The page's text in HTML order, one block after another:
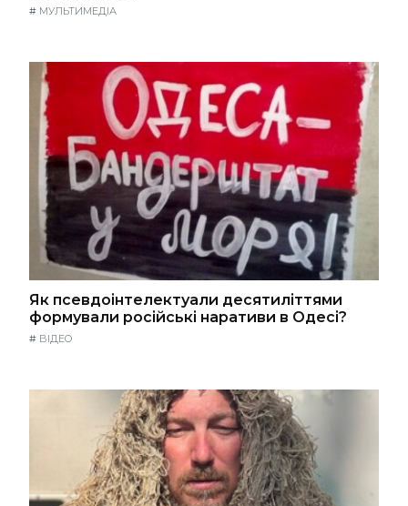
# МУЛЬТИМЕДІА
Як псевдоінтелектуали десятиліттями
формували російські наративи в Одесі?
# ВІДЕО